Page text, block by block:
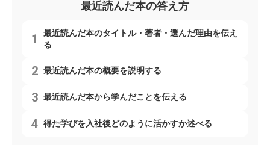
最近読んだ本の答え方
最近読んだ本のタイトル・著者・選んだ理由を伝え
る
最近読んだ本の概要を説明する
最近読んだ本から学んだことを伝える
得た学びを入社後どのように活かすか述べる